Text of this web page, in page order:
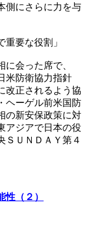
側にさらに力を与
要な役割」
会った席で、
米防衛協力指針
改正されるよう協
ヘーゲル前米国防
の新安保政策に対
アジアで日本の役
ＳＵＮＤＡＹ第４
（２）